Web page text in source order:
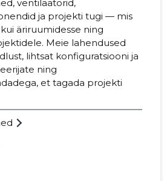
ventilaatorid,
ja projekti tugi — mis
äriruumidesse ning
Meie lahendused
lihtsat konfiguratsiooni ja
ning
et tagada projekti